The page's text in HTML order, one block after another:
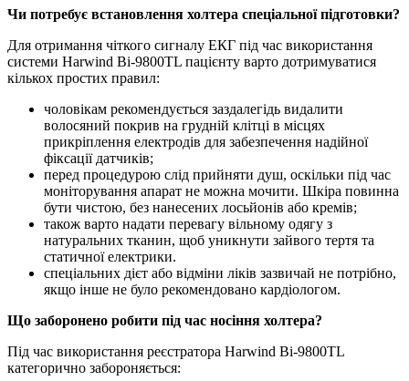
Чи потребує встановлення холтера спеціальної підготовки?
Для отримання чіткого сигналу ЕКГ під час використання
системи Harwind Bi-9800TL пацієнту варто дотримуватися
кількох простих правил:
чоловікам рекомендується заздалегідь видалити
волосяний покрив на грудній клітці в місцях
прикріплення електродів для забезпечення надійної
фіксації датчиків;
перед процедурою слід прийняти душ, оскільки під час
моніторування апарат не можна мочити. Шкіра повинна
бути чистою, без нанесених лосьйонів або кремів;
також варто надати перевагу вільному одягу з
натуральних тканин, щоб уникнути зайвого тертя та
статичної електрики.
спеціальних дієт або відміни ліків зазвичай не потрібно,
якщо інше не було рекомендовано кардіологом.
Що заборонено робити під час носіння холтера?
Під час використання реєстратора Harwind Bi-9800TL
категорично забороняється: